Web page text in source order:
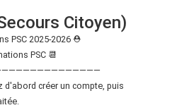
Citoyen)
PSC 2025-2026 ⛑️
PSC 📆
d'abord créer un compte, puis